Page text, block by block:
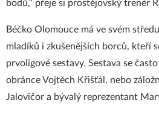
bodů,“ přeje si prostějovský trenér
Béčko Olomouce má ve svém
mladíků i zkušenějších borců, kteří
prvoligové sestavy. Sestava se
obránce Vojtěch Křišťál, nebo
Jalovičor a bývalý reprezentant